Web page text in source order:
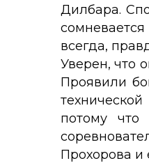
Дилбара.
всегда,
Уверен, что
Проявили
потому
Прохорова и